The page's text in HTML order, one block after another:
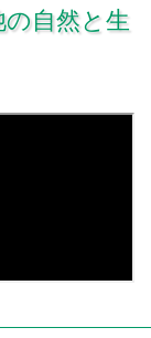
自然と生